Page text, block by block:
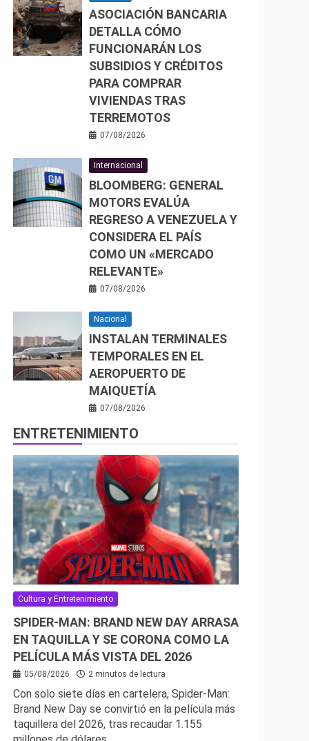
ASOCIACIÓN BANCARIA
DETALLA CÓMO
FUNCIONARÁN LOS
SUBSIDIOS Y CRÉDITOS
PARA COMPRAR
VIVIENDAS TRAS
TERREMOTOS
07/08/2026
Internacional
BLOOMBERG: GENERAL
MOTORS EVALÚA
REGRESO A VENEZUELA Y
CONSIDERA EL PAÍS
COMO UN «MERCADO
RELEVANTE»
07/08/2026
Nacional
INSTALAN TERMINALES
TEMPORALES EN EL
AEROPUERTO DE
MAIQUETÍA
07/08/2026
ENTRETENIMIENTO
Cultura y Entretenimiento
SPIDER-MAN: BRAND NEW DAY ARRASA
EN TAQUILLA Y SE CORONA COMO LA
PELÍCULA MÁS VISTA DEL 2026
05/08/2026 2 minutos de lectura
Con solo siete días en cartelera, Spider-Man:
Brand New Day se convirtió en la película más
taquillera del 2026, tras recaudar 1.155